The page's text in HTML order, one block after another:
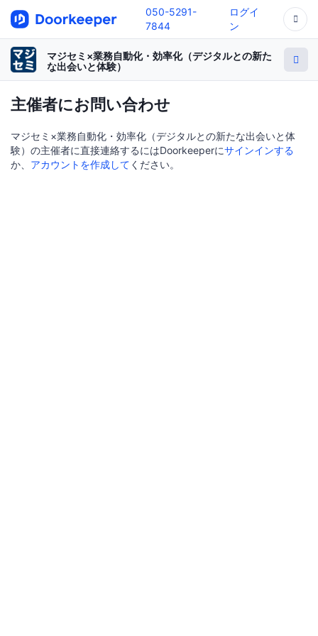
050-5291-
7844
ログイ
ン
マジセミ×業務自動化・効率化（デジタルとの新た
な出会いと体験）
主催者にお問い合わせ
マジセミ×業務自動化・効率化（デジタルとの新たな出会いと体
験）の主催者に直接連絡するにはDoorkeeperにサインインする
か、 アカウントを作成して ください。